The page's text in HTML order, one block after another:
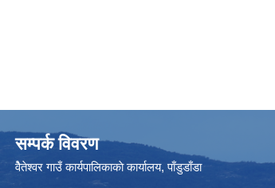
सम्पर्क विवरण
वैेतेश्वर गाउँ कार्यपालिकाकाे कार्यालय, पाँडुडाँडा